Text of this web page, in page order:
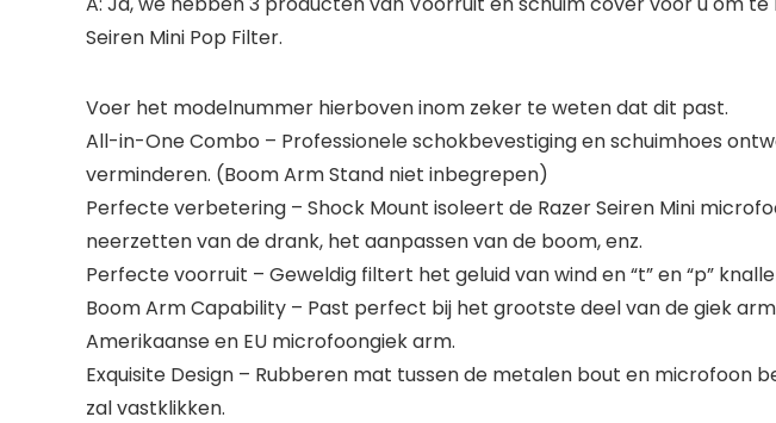
Seiren Mini Pop Filter.
Voer het modelnummer hierboven inom zeker te weten dat dit past.
All-in-One Combo – Professionele schokbevestiging en schuimhoes
verminderen. (Boom Arm Stand niet inbegrepen)
Perfecte verbetering – Shock Mount isoleert de Razer Seiren Mini
neerzetten van de drank, het aanpassen van de boom, enz.
Perfecte voorruit – Geweldig filtert het geluid van wind en “t” en “p”
Boom Arm Capability – Past perfect bij het grootste deel van de giek
Amerikaanse en EU microfoongiek arm.
Exquisite Design – Rubberen mat tussen de metalen bout en
zal vastklikken.